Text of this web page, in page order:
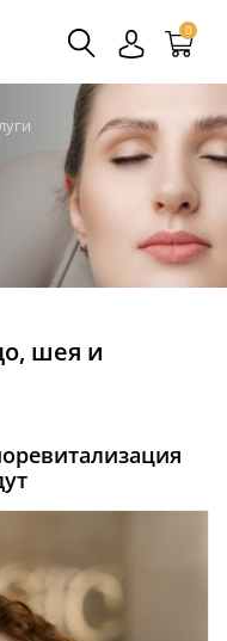
0
шея и